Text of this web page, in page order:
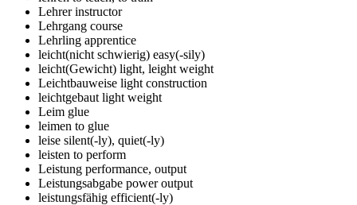
Lehrerinstructor
Lehrgang course
Lehrling apprentice
leicht(nicht schwierig) easy(-sily)
leicht(Gewicht) light, leight weight
Leichtbauweise light construction
leichtgebaut light weight
Leim glue
leimen to glue
leise silent(-ly), quiet(-ly)
leisten to perform
Leistung performance, output
Leistungsabgabe power output
leistungsfähig efficient(-ly)